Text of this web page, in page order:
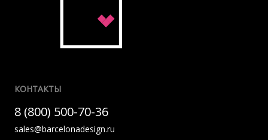
КОНТАКТЫ
8 (800) 500-70-36
sales@barcelonadesign.ru